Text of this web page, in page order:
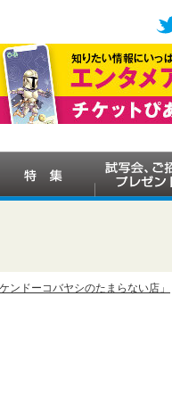
ンドーコバヤシのたまらない店」